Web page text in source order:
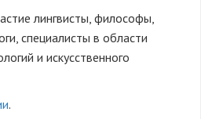
лингвисты, философы,
специалисты в области
и искусственного
.